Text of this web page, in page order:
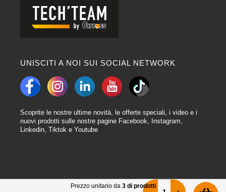
Prezzo unitario da 3 di prodotti
UNISCITI A NOI SUI SOCIAL NETWORK
Scoprite le nostre ultime novità, le offerte speciali, i video e i
nuovi prodotti sulle nostre pagine Facebook, Instagram,
Linkedin, Tiktok e Youtube